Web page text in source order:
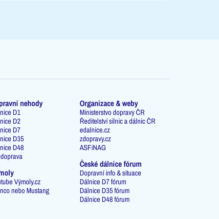
nehody
D1
D2
D7
D35
D48
Výmoly.cz
nebo Mustang
Organizace & weby
Ministerstvo dopravy ČR
Ředitelství silnic a dálnic ČR
edalnice.cz
zdopravy.cz
ASFiNAG
České dálnice fórum
Dopravní info & situace
Dálnice D7 fórum
Dálnice D35 fórum
Dálnice D48 fórum